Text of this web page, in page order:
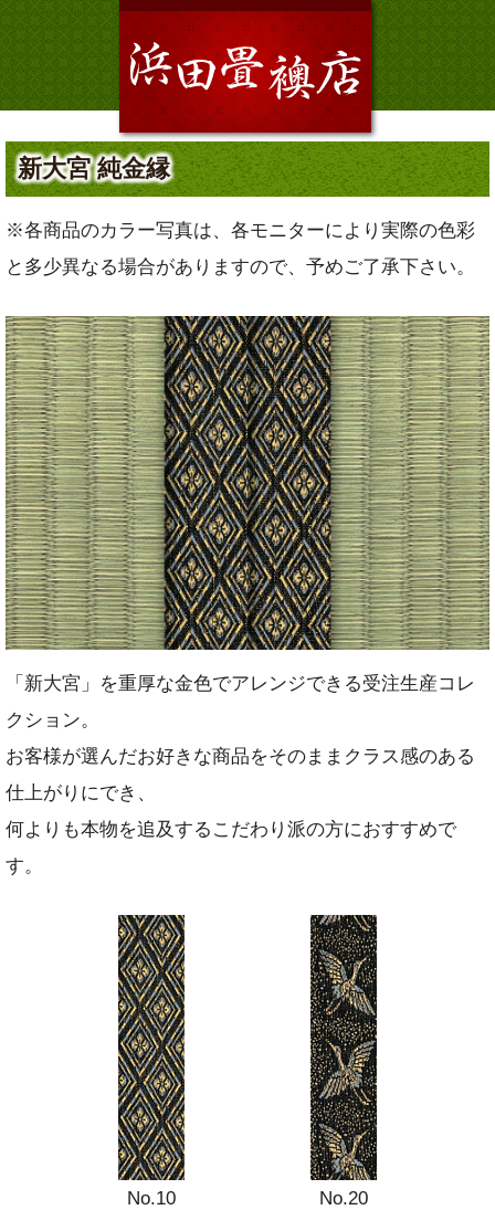
新大宮 純金縁
※各商品のカラー写真は、各モニターにより実際の色彩
と多少異なる場合がありますので、予めご了承下さい。
「新大宮」を重厚な金色でアレンジできる受注生産コレ
クション。
お客様が選んだお好きな商品をそのままクラス感のある
仕上がりにでき、
何よりも本物を追及するこだわり派の方におすすめで
す。
No.10 No.20